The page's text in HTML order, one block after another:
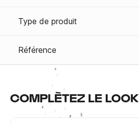
Type de produit
Référence
COMPLÈTEZ LE LOOK